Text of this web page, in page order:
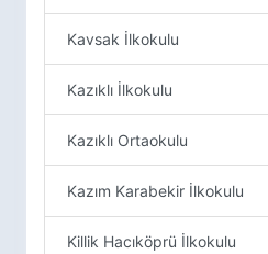
Kavsak İlkokulu
Kazıklı İlkokulu
Kazıklı Ortaokulu
Kazım Karabekir İlkokulu
Killik Hacıköprü İlkokulu